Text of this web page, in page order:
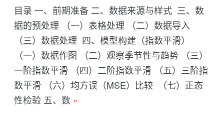
目录 一、前期准备 二、数据来源与样式 三、数
据的预处理 （一）表格处理 （二）数据导入
（三）数据处理 四、模型构建（指数平滑）
（一）数据作图 （二）观察季节性与趋势 （三）
一阶指数平滑 （四）二阶指数平滑 （五）三阶指
数平滑 （六）均方误（MSE）比较 （七）正态
性检验 五、数 »